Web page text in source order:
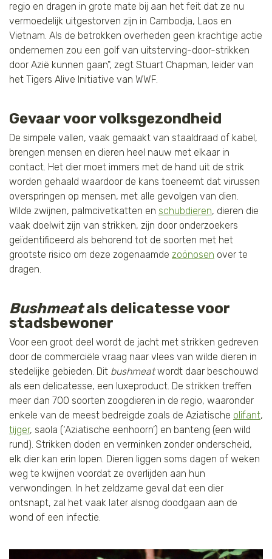
regio en dragen in grote mate bij aan het feit dat ze nu
vermoedelijk uitgestorven zijn in Cambodja, Laos en
Vietnam. Als de betrokken overheden geen krachtige actie
ondernemen zou een golf van uitsterving-door-strikken
door Azië kunnen gaan", zegt Stuart Chapman, leider van
het Tigers Alive Initiative van WWF.
Gevaar voor volksgezondheid
De simpele vallen, vaak gemaakt van staaldraad of kabel,
brengen mensen en dieren heel nauw met elkaar in
contact. Het dier moet immers met de hand uit de strik
worden gehaald waardoor de kans toeneemt dat virussen
overspringen op mensen, met alle gevolgen van dien.
Wilde zwijnen, palmcivetkatten en schubdieren, dieren die
vaak doelwit zijn van strikken, zijn door onderzoekers
geïdentificeerd als behorend tot de soorten met het
grootste risico om deze zogenaamde zoönosen over te
dragen.
Bushmeatals delicatesse voor
stadsbewoner
Voor een groot deel wordt de jacht met strikken gedreven
door de commerciële vraag naar vlees van wilde dieren in
stedelijke gebieden. Dit bushmeatwordt daar beschouwd
als een delicatesse, een luxeproduct. De strikken treffen
meer dan 700 soorten zoogdieren in de regio, waaronder
enkele van de meest bedreigde zoals de Aziatische olifant,
tijger, saola (‘Aziatische eenhoorn’) en banteng (een wild
rund). Strikken doden en verminken zonder onderscheid,
elk dier kan erin lopen. Dieren liggen soms dagen of weken
weg te kwijnen voordat ze overlijden aan hun
verwondingen. In het zeldzame geval dat een dier
ontsnapt, zal het vaak later alsnog doodgaan aan de
wond of een infectie.